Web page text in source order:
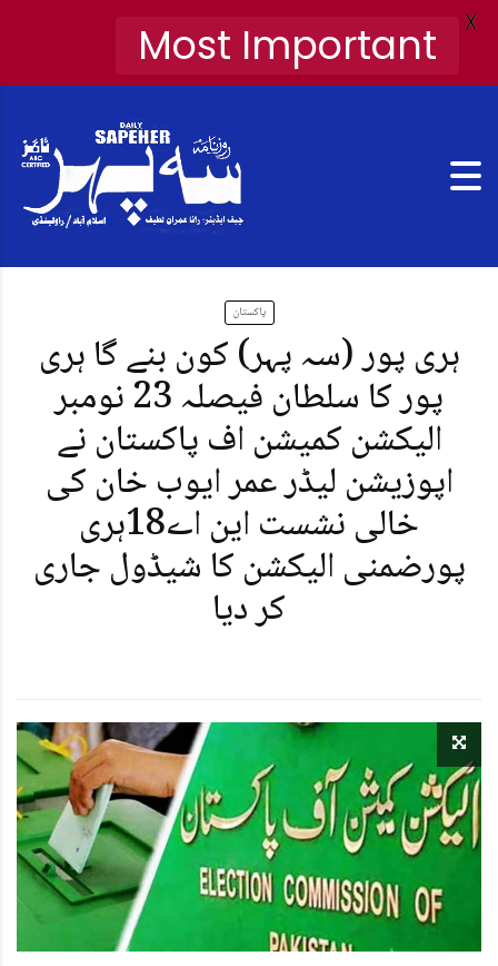
پاکستان
ہری پور (سہ پہر) کون بنے گا ہری
پور کا سلطان فیصلہ 23 نومبر
الیکشن کمیشن اف پاکستان نے
اپوزیشن لیڈر عمر ایوب خان کی
خالی نشست این اے18ہری
پورضمنی الیکشن کا شیڈول جاری
کر دیا
Most Important X